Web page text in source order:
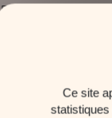
EN SAVOIR PLUS
Ce site